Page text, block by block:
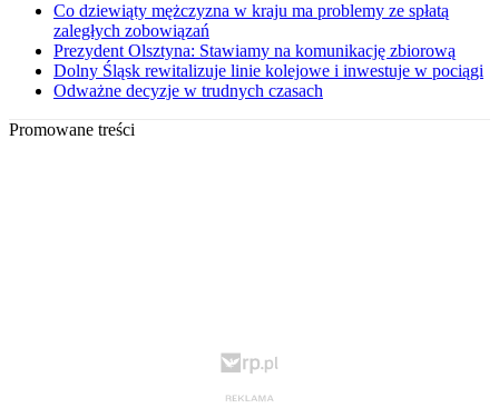
Co dziewiąty mężczyzna w kraju ma problemy ze spłatą
zaległych zobowiązań
Prezydent Olsztyna: Stawiamy na komunikację zbiorową
Dolny Śląsk rewitalizuje linie kolejowe i inwestuje w pociągi
Odważne decyzje w trudnych czasach
Promowane treści